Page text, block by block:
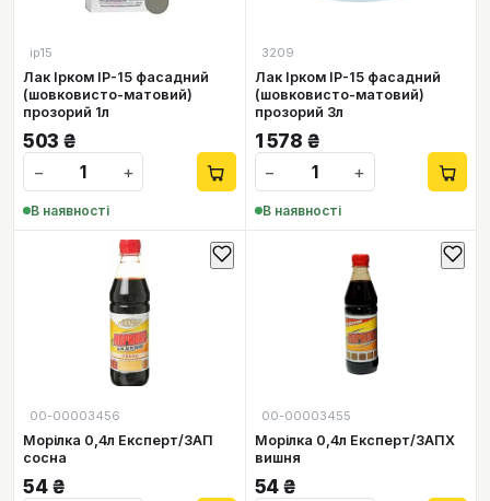
ір15
Лак Ірком ІР-15 фасадний
(шовковисто-матовий)
прозорий 1л
503 ₴
−
+
В наявності
3209
Лак Ірком ІР-15 фасадний
(шовковисто-матовий)
прозорий 3л
1 578 ₴
−
+
В наявності
00-00003456
Морілка 0,4л Експерт/ЗАП
сосна
54₴
00-00003455
Морілка 0,4л Експерт/ЗАПХ
вишня
54₴